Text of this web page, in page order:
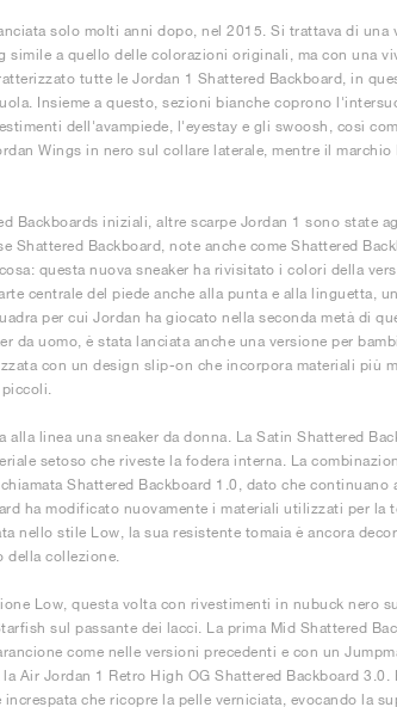
solo molti anni dopo, nel 2015. Si trattava di una
a quello delle colorazioni originali, ma con una
tutte le Jordan 1 Shattered Backboard, in
Insieme a questo, sezioni bianche coprono
dell'avampiede, l'eyestay e gli swoosh, così
Wings in nero sul collare laterale, mentre il
Backboards iniziali, altre scarpe Jordan 1 sono state
Shattered Backboard, note anche come Shattered
questa nuova sneaker ha rivisitato i colori della
centrale del piede anche alla punta e alla linguetta,
per cui Jordan ha giocato nella seconda metà di
da uomo, è stata lanciata anche una versione per
con un design slip-on che incorpora materiali più
alla linea una sneaker da donna. La Satin Shattered
setoso che riveste la fodera interna. La
Shattered Backboard 1.0, dato che
ha modificato nuovamente i materiali utilizzati per la
nello stile Low, la sua resistente tomaia è ancora
collezione.
Low, questa volta con rivestimenti in nubuck nero
sul passante dei lacci. La prima Mid Shattered
come nelle versioni precedenti e con un
Air Jordan 1 Retro High OG Shattered Backboard 3.0.
che ricopre la pelle verniciata, evocando la